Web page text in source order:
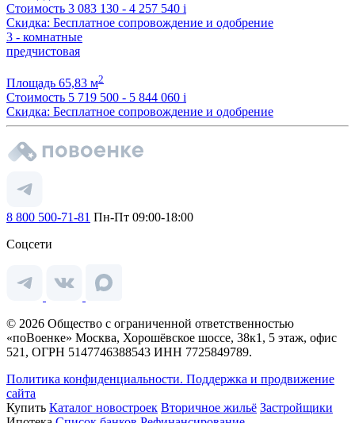
Стоимость 3 083 130 - 4 257 540 i
Скидка: Бесплатное сопровождение и одобрение
3 - комнатные
предчистовая
Площадь 65,83 м2
Стоимость 5 719 500 - 5 844 060 i
Скидка: Бесплатное сопровождение и одобрение
8 800 500-71-81 Пн-Пт 09:00-18:00
Соцсети
© 2026 Общество с ограниченной ответственностью
«поВоенке» Москва, Хорошёвское шоссе, 38к1, 5 этаж, офис
521, ОГРН 5147746388543 ИНН 7725849789.
Политика конфиденциальности. Поддержка и продвижение
сайта
Купить Каталог новостроек Вторичное жильё Застройщики